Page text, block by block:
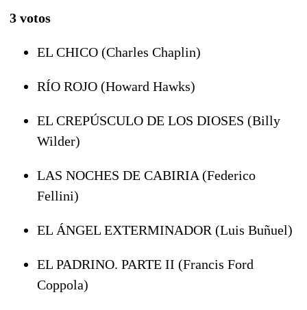
3 votos
EL CHICO (Charles Chaplin)
RÍO ROJO (Howard Hawks)
EL CREPÚSCULO DE LOS DIOSES (Billy
Wilder)
LAS NOCHES DE CABIRIA (Federico
Fellini)
EL ÁNGEL EXTERMINADOR (Luis Buñuel)
EL PADRINO. PARTE II (Francis Ford
Coppola)